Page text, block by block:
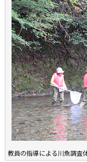
教員の指導による川魚調査